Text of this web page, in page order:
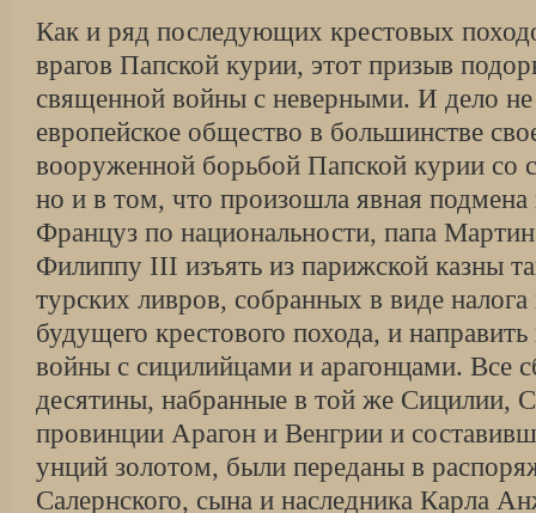
Как и ряд последующих крестовых
врагов Папской курии, этот призыв
священной войны с неверными. И дело не
европейское общество в большинстве
вооруженной борьбой Папской курии со
но и в том, что произошла явная подмена
Француз по национальности, папа
Филиппу III изъять из парижской казны
турских ливров, собранных в виде
будущего крестового похода, и
войны с сицилийцами и арагонцами. Все
десятины, набранные в той же Сицилии,
провинции Арагон и Венгрии и
унций золотом, были переданы в
Салернского, сына и наследника Карла